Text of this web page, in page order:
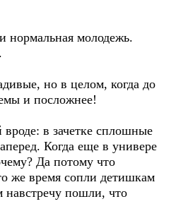
молодежь.
но в целом, когда до
и посложнее!
в зачетке сплошные
Когда еще в универе
Да потому что
же время сопли детишкам
навстречу пошли, что